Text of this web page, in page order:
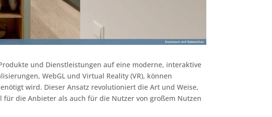
und Dienstleistungen auf eine moderne, interaktive
WebGL und Virtual Reality (VR), können
wird. Dieser Ansatz revolutioniert die Art und Weise,
die Anbieter als auch für die Nutzer von großem Nutzen